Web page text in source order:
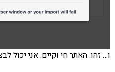
ו… זהו. האתר חי וקיים. אני יכול